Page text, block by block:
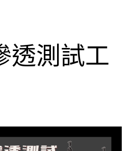
透測試工